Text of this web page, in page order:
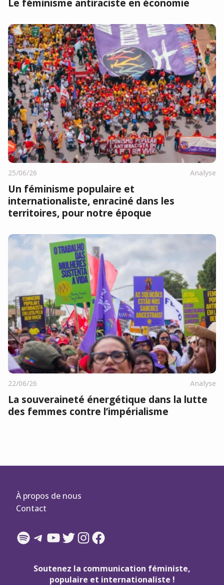
Le féminisme antiraciste en économie
25/06/26 Analyse
Un féminisme populaire et
internationaliste, enraciné dans les
territoires, pour notre époque
22/06/26 Analyse
La souveraineté énergétique dans la lutte
des femmes contre l’impérialisme
À propos de nous
Contact
Spotify
Telegram
YouTube
Twitter
Instagram
Facebook
Soutenez la communication féministe,
populaire et internationaliste !